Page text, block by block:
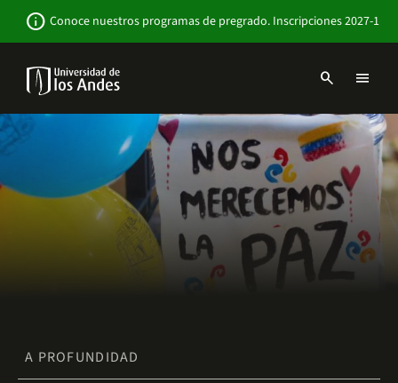
contenido
info Conoce nuestros programas de pregrado. Inscripciones 2027-1
Navbar
-
Sitio
Institucional
search menu
A PROFUNDIDAD